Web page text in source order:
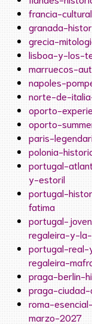
francia-
granada-
grecia-
lisboa-y-los-
marruecos-
napoles-
norte-de-
oporto-
oporto-
paris-
polonia-
portugal-
y-estoril
portugal-
fatima
portugal-
regaleira-y-
portugal-real-
regaleira-
praga-berlin-
praga-
roma-
marzo-2027